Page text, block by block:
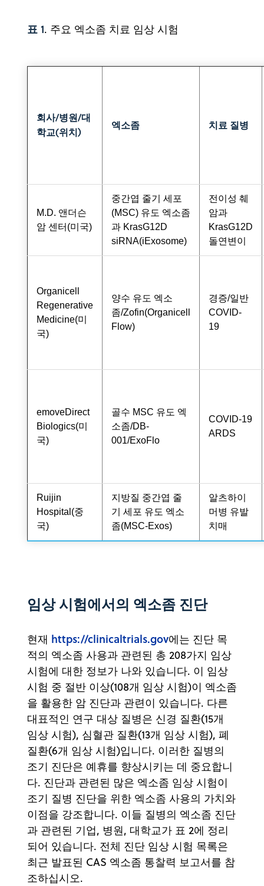
표 1. 주요 엑소좀 치료 임상 시험
회사/병원/대
학교(위치)
엑소좀 치료 질병
M.D. 앤더슨
암 센터(미국)
중간엽 줄기 세포
(MSC) 유도 엑소좀
과 KrasG12D
siRNA(iExosome)
전이성 췌
암과
KrasG12D
돌연변이
Organicell
Regenerative
Medicine(미
국)
양수 유도 엑소
좀/Zofin(Organicell
Flow)
경증/일반
COVID-
19
emoveDirect
Biologics(미
국)
골수 MSC 유도 엑
소좀/DB-
001/ExoFlo
COVID-19
ARDS
Ruijin
Hospital(중
국)
지방질 중간엽 줄
기 세포 유도 엑소
좀(MSC-Exos)
알츠하이
머병 유발
치매
임상 시험에서의 엑소좀 진단
현재 https://clinicaltrials.gov에는 진단 목
적의 엑소좀 사용과 관련된 총 208가지 임상
시험에 대한 정보가 나와 있습니다. 이 임상
시험 중 절반 이상(108개 임상 시험)이 엑소좀
을 활용한 암 진단과 관련이 있습니다. 다른
대표적인 연구 대상 질병은 신경 질환(15개
임상 시험), 심혈관 질환(13개 임상 시험), 폐
질환(6개 임상 시험)입니다. 이러한 질병의
조기 진단은 예휴를 향상시키는 데 중요합니
다. 진단과 관련된 많은 엑소좀 임상 시험이
조기 질병 진단을 위한 엑소좀 사용의 가치와
이점을 강조합니다. 이들 질병의 엑소좀 진단
과 관련된 기업, 병원, 대학교가 표 2에 정리
되어 있습니다. 전체 진단 임상 시험 목록은
최근 발표된 CAS 엑소좀 통찰력 보고서를 참
조하십시오.